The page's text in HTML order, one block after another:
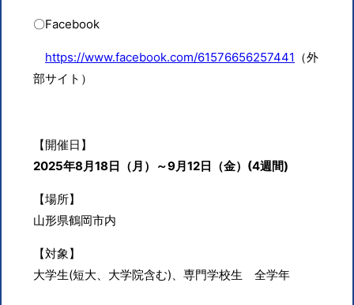
〇Facebook
https://www.facebook.com/61576656257441 （外
部サイト）
【開催日】
2025年8月18日（月）～9月12日（金）(4週間)
【場所】
山形県鶴岡市内
【対象】
大学生(短大、大学院含む)、専門学校生 全学年